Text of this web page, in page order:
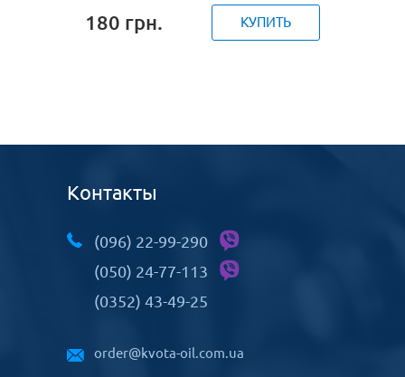
180 грн. КУПИТЬ
Контакты
(096) 22-99-290
(050) 24-77-113
(0352) 43-49-25
order@kvota-oil.com.ua